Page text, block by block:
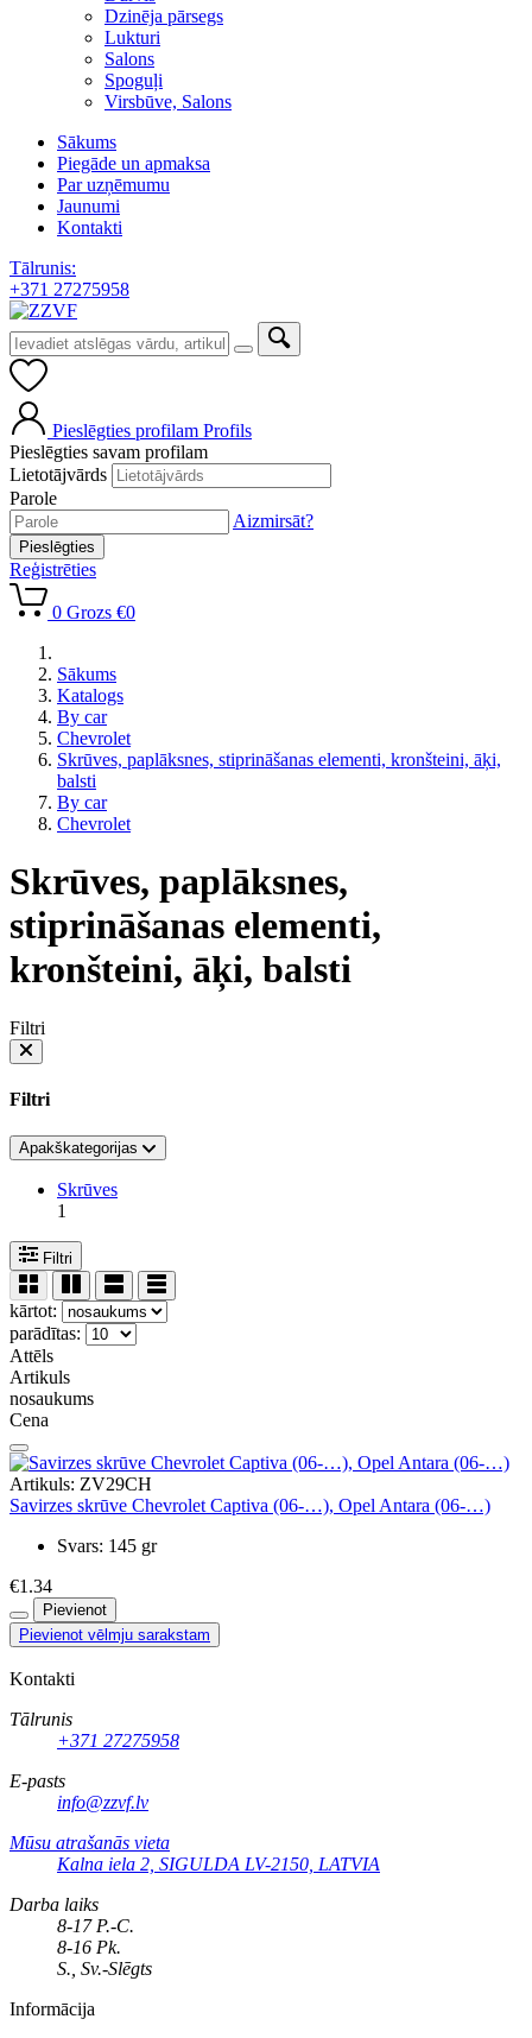
Dzinēja pārsegs
Lukturi
Salons
Spoguļi
Virsbūve, Salons
Sākums
Piegāde un apmaksa
Par uzņēmumu
Jaunumi
Kontakti
Tālrunis:
+371 27275958
Pieslēgties profilam Profils
Pieslēgties savam profilam
Lietotājvārds
Parole
Aizmirsāt?
Pieslēgties
Reģistrēties
0 Grozs €0
Sākums
Katalogs
By car
Chevrolet
Skrūves, paplāksnes, stiprināšanas elementi, kronšteini, āķi,
balsti
By car
Chevrolet
Skrūves, paplāksnes,
stiprināšanas elementi,
kronšteini, āķi, balsti
Filtri
Filtri
Apakškategorijas
Skrūves
1
Filtri
kārtot:
parādītas:
Attēls
Artikuls
nosaukums
Cena
Artikuls: ZV29CH
Savirzes skrūve Chevrolet Captiva (06-…), Opel Antara (06-…)
Svars: 145 gr
€1.34
Pievienot
Pievienot vēlmju sarakstam
Kontakti
Tālrunis
+371 27275958
E-pasts
info@zzvf.lv
Mūsu atrašanās vieta
Kalna iela 2, SIGULDA LV-2150, LATVIA
Darba laiks
8-17 P.-C.
8-16 Pk.
S., Sv.-Slēgts
Informācija